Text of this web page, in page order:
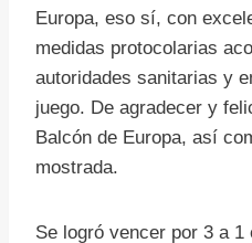
Europa, eso sí, con
medidas protocolarias
autoridades sanitarias y
juego. De agradecer y
Balcón de Europa, así
mostrada.
Se logró vencer por 3 a